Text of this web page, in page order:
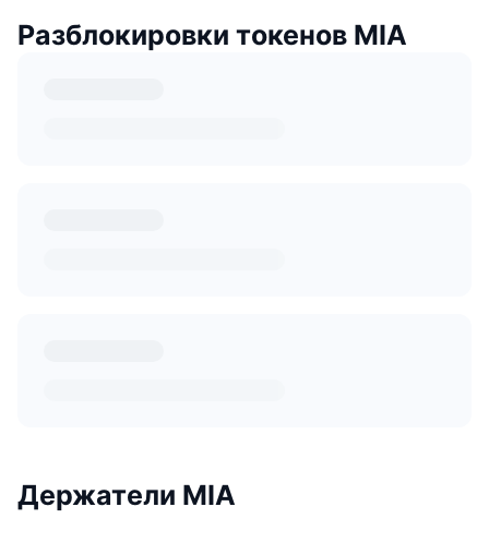
Разблокировки токенов MIA
Держатели MIA